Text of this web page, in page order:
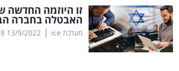
ופנאי
תיירות
זו היוזמה החדשה
האבטלה בחברה
מערכת ice |
13/9/2022